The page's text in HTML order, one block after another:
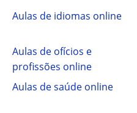
Aulas de idiomas online
Aulas de ofícios e
profissões online
Aulas de saúde online